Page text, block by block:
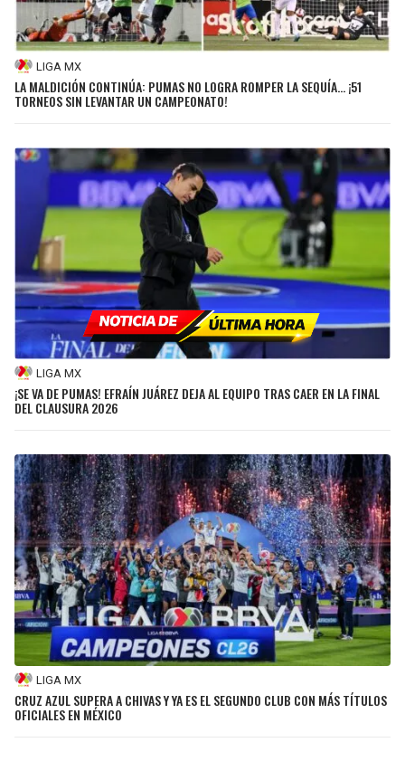
LIGA MX
LA MALDICIÓN CONTINÚA: PUMAS NO LOGRA ROMPER LA SEQUÍA… ¡51
TORNEOS SIN LEVANTAR UN CAMPEONATO!
LIGA MX
¡SE VA DE PUMAS! EFRAÍN JUÁREZ DEJA AL EQUIPO TRAS CAER EN LA FINAL
DEL CLAUSURA 2026
LIGA MX
CRUZ AZUL SUPERA A CHIVAS Y YA ES EL SEGUNDO CLUB CON MÁS TÍTULOS
OFICIALES EN MÉXICO